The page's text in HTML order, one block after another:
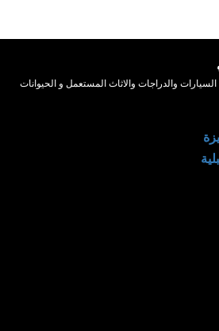
والدراجات والاثاث المستعمل و الحيوانات